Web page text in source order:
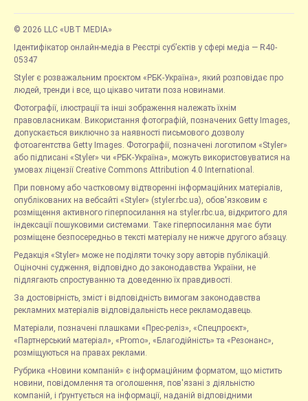
© 2026 LLC «UBT MEDIA»
Ідентифікатор онлайн-медіа в Реєстрі суб’єктів у сфері медіа — R40-
05347
Styler є розважальним проєктом «РБК-Україна», який розповідає про
людей, тренди і все, що цікаво читати поза новинами.
Фотографії, ілюстрації та інші зображення належать їхнім
правовласникам. Використання фотографій, позначених Getty Images,
допускається виключно за наявності письмового дозволу
фотоагентства Getty Images. Фотографії, позначені логотипом «Styler»
або підписані «Styler» чи «РБК-Україна», можуть використовуватися на
умовах ліцензії Creative Commons Attribution 4.0 International.
При повному або частковому відтворенні інформаційних матеріалів,
опублікованих на вебсайті «Styler» (styler.rbc.ua), обов'язковим є
розміщення активного гіперпосилання на styler.rbc.ua, відкритого для
індексації пошуковими системами. Таке гіперпосилання має бути
розміщене безпосередньо в тексті матеріалу не нижче другого абзацу.
Редакція «Styler» може не поділяти точку зору авторів публікацій.
Оціночні судження, відповідно до законодавства України, не
підлягають спростуванню та доведенню їх правдивості.
За достовірність, зміст і відповідність вимогам законодавства
рекламних матеріалів відповідальність несе рекламодавець.
Матеріали, позначені плашками «Прес-реліз», «Спецпроєкт»,
«Партнерський матеріал», «Promo», «Благодійність» та «Резонанс»,
розміщуються на правах реклами.
Рубрика «Новини компаній» є інформаційним форматом, що містить
новини, повідомлення та оголошення, пов'язані з діяльністю
компаній, і ґрунтується на інформації, наданій відповідними